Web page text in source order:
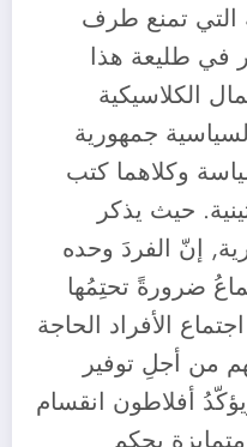
التي تمنع طرف
في طليعة هذا
الكلاسيكية
جمهورية
وكلاهما كتب
حيث يذكر
إنّ الفردَ وحده
ضرورةً تحتِمُها
الأفراد الحاجة
من أجلِ توفير
أفلاطون انقسام